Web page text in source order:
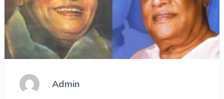
Admin